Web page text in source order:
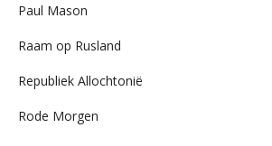
Paul Mason
Raam op Rusland
Republiek Allochtonië
Rode Morgen